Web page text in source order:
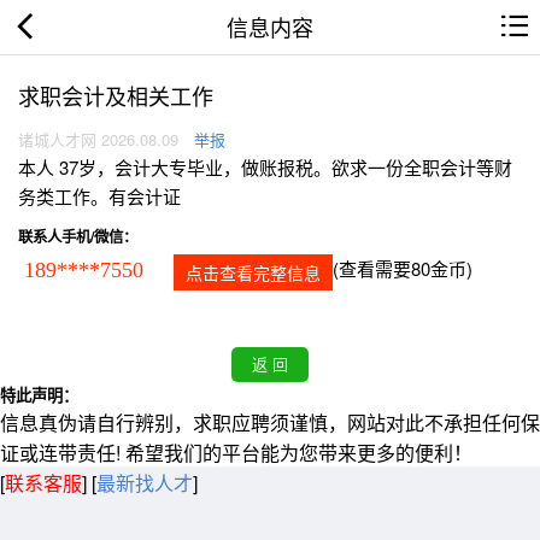
信息内容
求职会计及相关工作
诸城人才网 2026.08.09 举报
本人 37岁，会计大专毕业，做账报税。欲求一份全职会计等财
务类工作。有会计证
联系人手机/微信：
189****7550 点击查看完整信息 (查看需要80金币)
特此声明：
信息真伪请自行辨别，求职应聘须谨慎，网站对此不承担任何保
证或连带责任! 希望我们的平台能为您带来更多的便利！
[联系客服] [最新找人才]